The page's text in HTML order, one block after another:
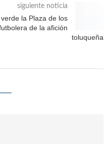
siguiente noticia
la Plaza de los
de la afición
toluqueña